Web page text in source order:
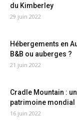
du Kimberley
29 juin 2022
Hébergements en
B&B ou auberges ?
21 juin 2022
Cradle Mountain :
patrimoine mondial
16 juin 2022